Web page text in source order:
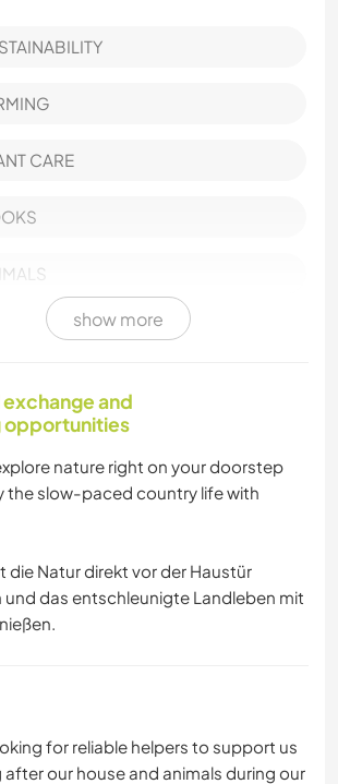
CARE
show more
and
opportunities
nature right on your doorstep
the slow-paced country life with
die Natur direkt vor der Haustür
und das entschleunigte Landleben mit
for reliable helpers to support us
after our house and animals during our